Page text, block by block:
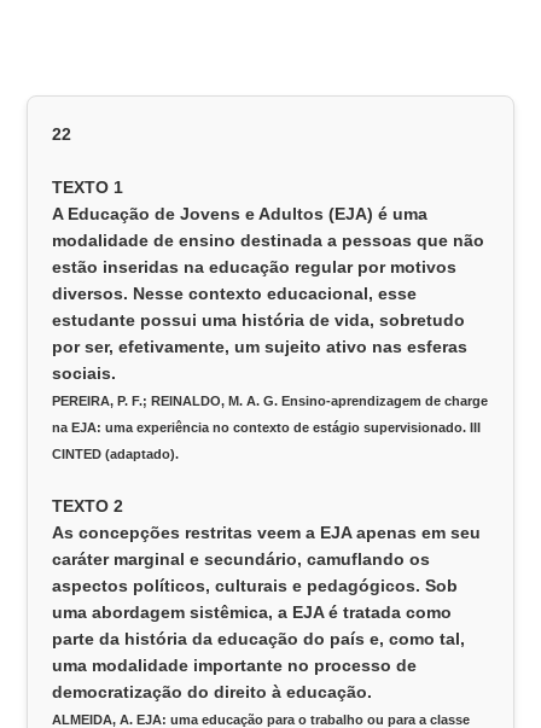
22
TEXTO 1
A Educação de Jovens e Adultos (EJA) é uma
modalidade de ensino destinada a pessoas que não
estão inseridas na educação regular por motivos
diversos. Nesse contexto educacional, esse
estudante possui uma história de vida, sobretudo
por ser, efetivamente, um sujeito ativo nas esferas
sociais.
PEREIRA, P. F.; REINALDO, M. A. G. Ensino-aprendizagem de charge
na EJA: uma experiência no contexto de estágio supervisionado. III
CINTED (adaptado).
TEXTO 2
As concepções restritas veem a EJA apenas em seu
caráter marginal e secundário, camuflando os
aspectos políticos, culturais e pedagógicos. Sob
uma abordagem sistêmica, a EJA é tratada como
parte da história da educação do país e, como tal,
uma modalidade importante no processo de
democratização do direito à educação.
ALMEIDA, A. EJA: uma educação para o trabalho ou para a classe